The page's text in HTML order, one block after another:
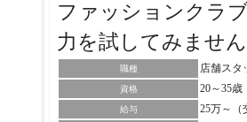
ファッションクラ
力を試してみませ
職種 店舗スタ
資格 20～35歳
給与 25万～（